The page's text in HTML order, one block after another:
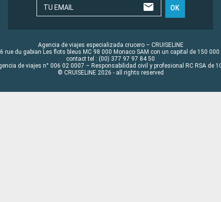
TU EMAIL OK
Agencia de viajes especializada crucero – CRUISELINE
rue du gabian Les flots bleus MC 98 000 Monaco SAM con un capital de 150 000
contact tel : (00) 377 97 97 84 50
de viajes n° 006 02 0007 – Responsabilidad civil y profesional RC RSA de
© CRUISELINE 2026 - all rights reserved